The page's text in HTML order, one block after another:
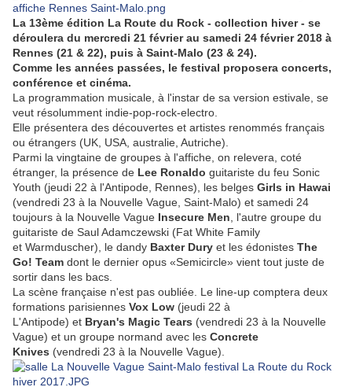
La 13ème édition La Route du Rock - collection hiver - se
déroulera du mercredi 21 février au samedi 24 février 2018 à
Rennes (21 & 22), puis à Saint-Malo (23 & 24).
Comme les années passées, le festival proposera concerts,
conférence et cinéma.
La programmation musicale, à l'instar de sa version estivale, se
veut résolumment indie-pop-rock-electro.
Elle présentera des découvertes et artistes renommés français
ou étrangers (UK, USA, australie, Autriche).
Parmi la vingtaine de groupes à l'affiche, on relevera, coté
étranger, la présence de Lee Ronaldo guitariste du feu Sonic
Youth (jeudi 22 à l'Antipode, Rennes), les belges Girls in Hawai
(vendredi 23 à la Nouvelle Vague, Saint-Malo) et samedi 24
toujours à la Nouvelle Vague Insecure Men , l'autre groupe du
guitariste de Saul Adamczewski (Fat White Family
et Warmduscher), le dandy Baxter Dury et les édonistes The
Go! Team dont le dernier opus «Semicircle» vient tout juste de
sortir dans les bacs.
La scène française n'est pas oubliée. Le line-up comptera deux
formations parisiennes Vox Low (jeudi 22 à
L'Antipode) et Bryan's Magic Tears (vendredi 23 à la Nouvelle
Vague) et un groupe normand avec les Concrete
Knives (vendredi 23 à la Nouvelle Vague).